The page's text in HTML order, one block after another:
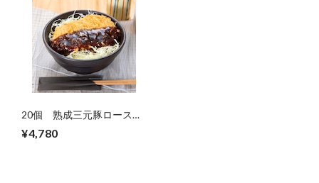
20個 熟成三元豚ロースと
んかつ 120g 【10024015】
【冷凍】
¥4,780